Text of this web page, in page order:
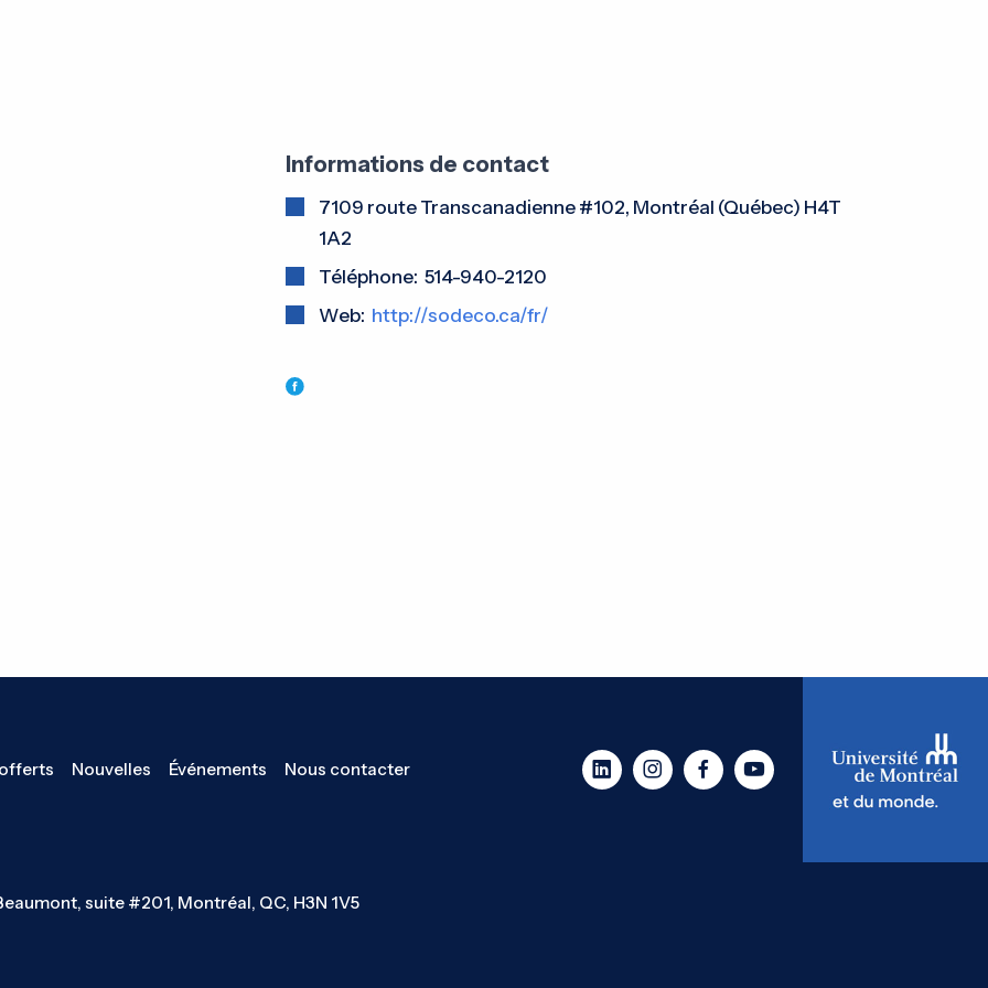
Informations de contact
7109 route Transcanadienne #102, Montréal (Québec) H4T
1A2
Téléphone: 514-940-2120
Web: http://sodeco.ca/fr/
Nouvelles Événements Nous contacter
suite #201, Montréal, QC, H3N 1V5